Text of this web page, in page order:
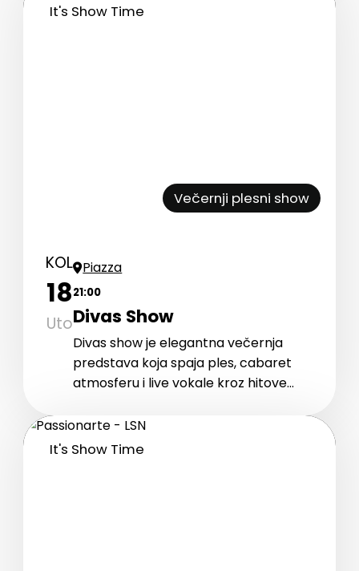
It's Show Time
Večernji plesni show
KOL
18
Uto
Piazza
21:00
Divas Show
Divas show je elegantna večernja
predstava koja spaja ples, cabaret
atmosferu i live vokale kroz hitove
središnju figuru programa.
It's Show Time